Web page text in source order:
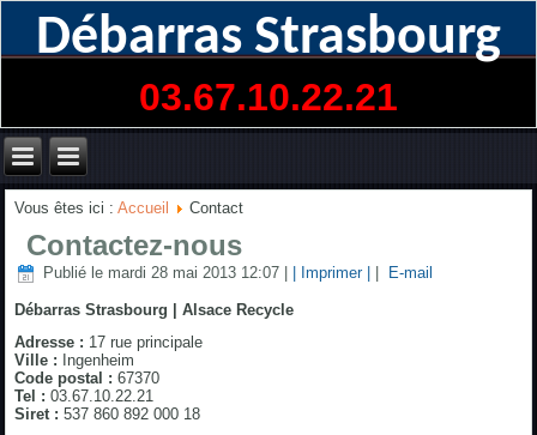
Débarras Strasbourg
03.67.10.22.21
Vous êtes ici :Accueil Contact
Contactez-nous
Publié le mardi 28 mai 2013 12:07 | Imprimer | E-mail
Débarras Strasbourg | Alsace Recycle
Adresse : 17 rue principale
Ville : Ingenheim
Code postal : 67370
Tel : 03.67.10.22.21
Siret : 537 860 892 000 18